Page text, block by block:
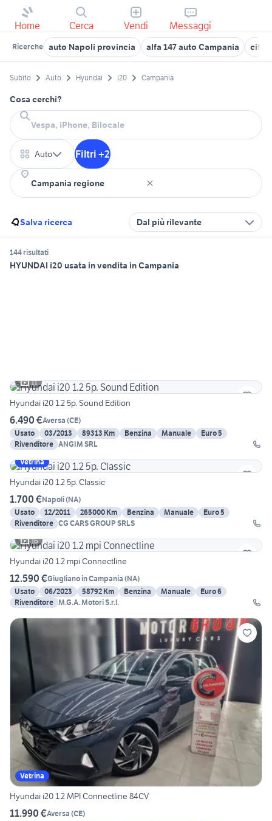
Home Cerca Vendi Messaggi
Ricerche auto Napoli provincia alfa 147 auto Campania
Subito Auto Hyundai i20 Campania
Cosa cerchi?
Auto Filtri +2
Salva ricerca Dal più rilevante
144 risultati
HYUNDAI i20 usata in vendita in Campania
11
Hyundai i20 1.2 5p. Sound Edition
6.490 €Aversa (CE)
Usato
03/2013 89313 Km Benzina Manuale
Euro 5
Rivenditore ANGIM SRL
Vetrina
Hyundai i20 1.2 5p. Classic
1.700 €Napoli(NA)
Usato
12/2011 265000 Km Benzina Manuale
Euro 5
Rivenditore CG CARS GROUP SRLS
16
Hyundai i20 1.2 mpi Connectline
12.590 €Giugliano in Campania (NA)
Usato
06/2023 58792 Km Benzina Manuale
Euro 6
Rivenditore M.G.A. Motori S.r.l.
Vetrina
Hyundai i20 1.2 MPI Connectline 84CV
11.990 €Aversa (CE)